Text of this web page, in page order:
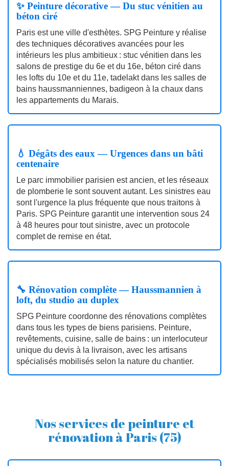
✨ Peinture décorative — Du stuc vénitien au
béton ciré
Paris est une ville d'esthètes. SPG Peinture y réalise
des techniques décoratives avancées pour les
intérieurs les plus ambitieux : stuc vénitien dans les
salons de prestige du 6e et du 16e, béton ciré dans
les lofts du 10e et du 11e, tadelakt dans les salles de
bains haussmanniennes, badigeon à la chaux dans
les appartements du Marais.
💧 Dégâts des eaux — Urgences dans un bâti
centenaire
Le parc immobilier parisien est ancien, et les réseaux
de plomberie le sont souvent autant. Les sinistres eau
sont l'urgence la plus fréquente que nous traitons à
Paris. SPG Peinture garantit une intervention sous 24
à 48 heures pour tout sinistre, avec un protocole
complet de remise en état.
🔧 Rénovation complète — Haussmannien à
loft, du studio au duplex
SPG Peinture coordonne des rénovations complètes
dans tous les types de biens parisiens. Peinture,
revêtements, cuisine, salle de bains : un interlocuteur
unique du devis à la livraison, avec les artisans
spécialisés mobilisés selon la nature du chantier.
Nos services de peinture et
rénovation à Paris (75)